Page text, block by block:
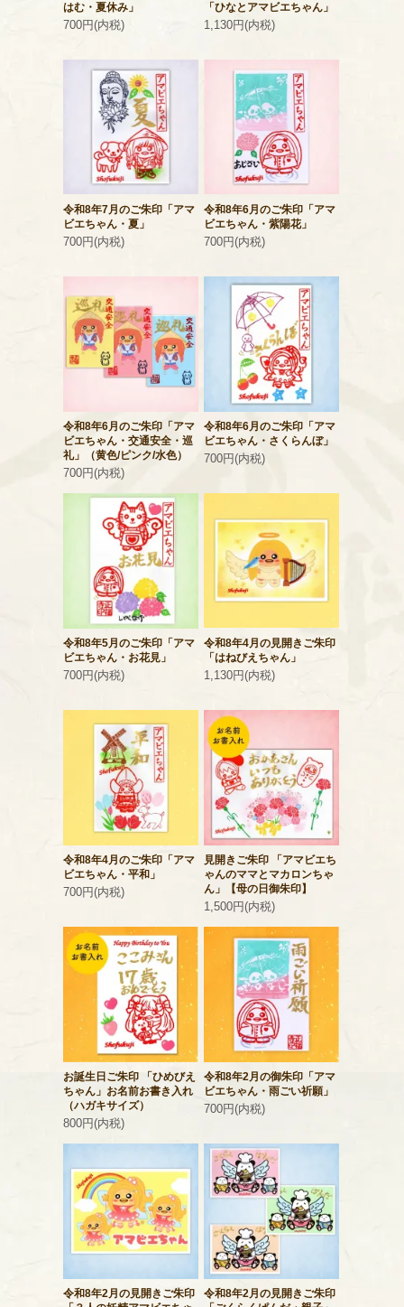
はむ・夏休み」
700円(内税)
「ひなとアマビエちゃん」
1,130円(内税)
令和8年7月のご朱印「アマ
ビエちゃん・夏」
700円(内税)
令和8年6月のご朱印「アマ
ビエちゃん・紫陽花」
700円(内税)
令和8年6月のご朱印「アマ
ビエちゃん・交通安全・巡
礼」（黄色/ピンク/水色）
700円(内税)
令和8年6月のご朱印「アマ
ビエちゃん・さくらんぼ」
700円(内税)
令和8年5月のご朱印「アマ
ビエちゃん・お花見」
700円(内税)
令和8年4月の見開きご朱印
「はねびえちゃん」
1,130円(内税)
令和8年4月のご朱印「アマ
ビエちゃん・平和」
700円(内税)
見開きご朱印 「アマビエち
ゃんのママとマカロンちゃ
ん」【母の日御朱印】
1,500円(内税)
お誕生日ご朱印 「ひめびえ
ちゃん」お名前お書き入れ
（ハガキサイズ）
800円(内税)
令和8年2月の御朱印「アマ
ビエちゃん・雨ごい祈願」
700円(内税)
令和8年2月の見開きご朱印
令和8年2月の見開きご朱印